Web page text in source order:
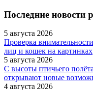
Последние новости
5 августа 2026
Проверка
лиц и кошек на картинках
5 августа 2026
С высоты птичьего
открывают новые
4 августа 2026